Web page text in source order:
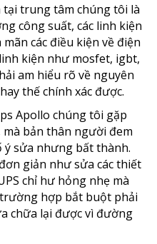
tại trung tâm chúng tôi là
công suất, các linh kiện
các điều kiện về điện
kiện như mosfet, igbt,
am hiểu rõ về nguyên
thế chính xác được.
Apollo chúng tôi gặp
bản thân người đem
ý sửa nhưng bất thành.
giản như sửa các thiết
chỉ hư hỏng nhẹ mà
hợp bắt buột phải
chữa lại được vì đường